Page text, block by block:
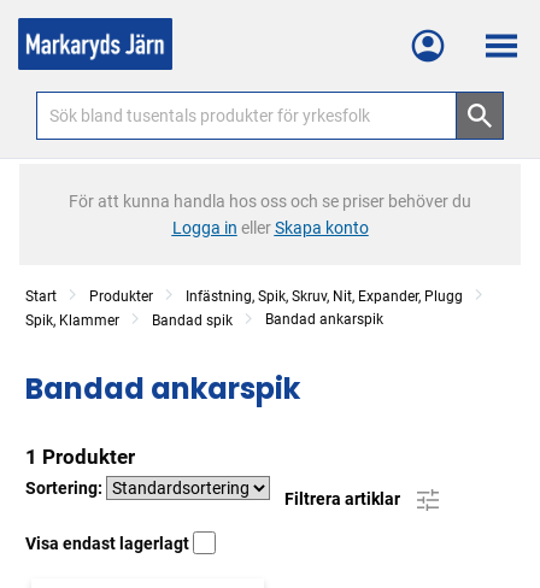
Meny
För att kunna handla hos oss och se priser behöver du
Logga in ellerSkapa konto
Start Produkter
Infästning, Spik, Skruv, Nit, Expander, Plugg
Spik, Klammer
Bandad spik Bandad ankarspik
Bandad ankarspik
1 Produkter
Sortering:
Filtrera artiklar
Visa endast lagerlagt